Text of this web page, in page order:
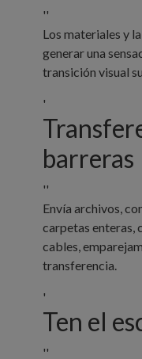
''
Los materiales y
generar una
transición visual
'
barreras
''
Envía archivos,
carpetas enteras,
cables,
transferencia.
'
Ten el
''